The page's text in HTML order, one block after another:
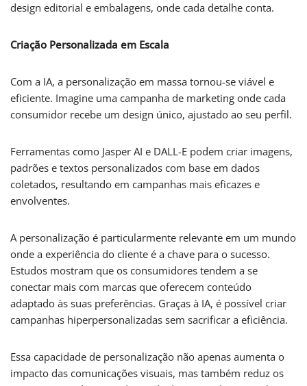
design editorial e embalagens, onde cada detalhe conta.
Criação Personalizada em Escala
Com a IA, a personalização em massa tornou-se viável e
eficiente. Imagine uma campanha de marketing onde cada
consumidor recebe um design único, ajustado ao seu perfil.
Ferramentas como Jasper AI e DALL-E podem criar imagens,
padrões e textos personalizados com base em dados
coletados, resultando em campanhas mais eficazes e
envolventes.
A personalização é particularmente relevante em um mundo
onde a experiência do cliente é a chave para o sucesso.
Estudos mostram que os consumidores tendem a se
conectar mais com marcas que oferecem conteúdo
adaptado às suas preferências. Graças à IA, é possível criar
campanhas hiperpersonalizadas sem sacrificar a eficiência.
Essa capacidade de personalização não apenas aumenta o
impacto das comunicações visuais, mas também reduz os